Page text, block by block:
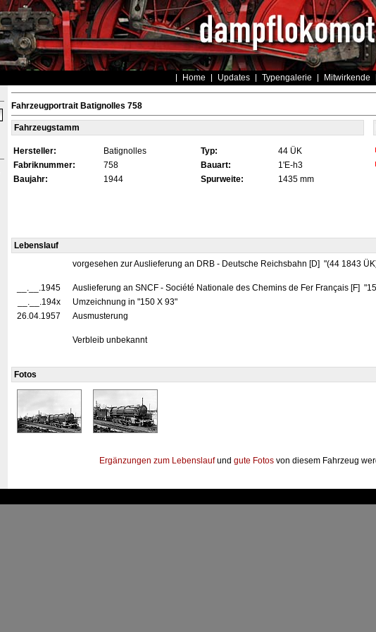
Home Updates Typengalerie Mitwirkende
Fahrzeugportrait Batignolles 758
Fahrzeugstamm
Hersteller: Batignolles Typ: 44 ÜK
Fabriknummer:
758 Bauart: 1'E-h3
Baujahr:
1944 Spurweite: 1435 mm
Lebenslauf
vorgesehen zur Auslieferung an DRB - Deutsche Reichsbahn [D] "(44 1843
__.__.1945
Auslieferung an SNCF - Société Nationale des Chemins de Fer Français [F]
__.__.194x
Umzeichnung in "150 X 93"
26.04.1957
Ausmusterung
Verbleib unbekannt
Fotos
Ergänzungen zum Lebenslaufund gute Fotos von diesem Fahrzeug